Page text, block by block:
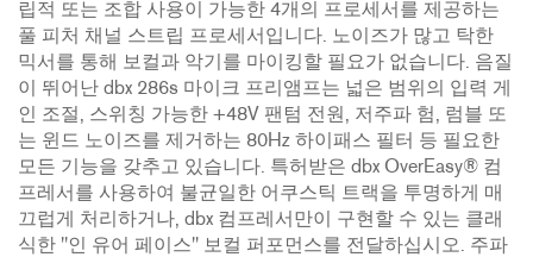
립적 또는 조합 사용이 가능한 4개의 프로세서를 제공하는
풀 피처 채널 스트립 프로세서입니다. 노이즈가 많고 탁한
믹서를 통해 보컬과 악기를 마이킹할 필요가 없습니다. 음질
이 뛰어난 dbx 286s 마이크 프리앰프는 넓은 범위의 입력 게
인 조절, 스위칭 가능한 +48V 팬텀 전원, 저주파 험, 럼블 또
는 윈드 노이즈를 제거하는 80Hz 하이패스 필터 등 필요한
모든 기능을 갖추고 있습니다. 특허받은 dbx OverEasy® 컴
프레서를 사용하여 불균일한 어쿠스틱 트랙을 투명하게 매
끄럽게 처리하거나, dbx 컴프레서만이 구현할 수 있는 클래
식한 "인 유어 페이스" 보컬 퍼포먼스를 전달하십시오. 주파